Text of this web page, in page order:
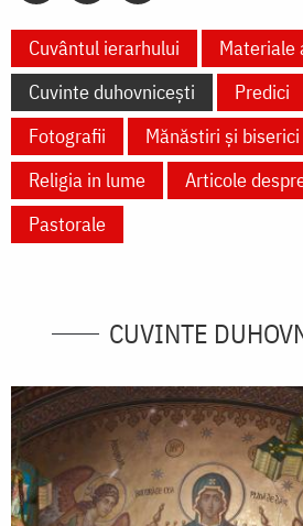
Cuvântul ierarhului
Materiale
Cuvinte duhovnicești
Predici
Fotografii
Mănăstiri și biserici
Religia in lume
Articole
Pastorale
CUVINTE